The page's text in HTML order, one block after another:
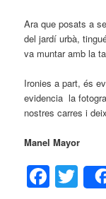
Ara que posats a
del jardí urbà,
va muntar amb la
Ironies a part, és
evidencia la
nostres carres i
Manel